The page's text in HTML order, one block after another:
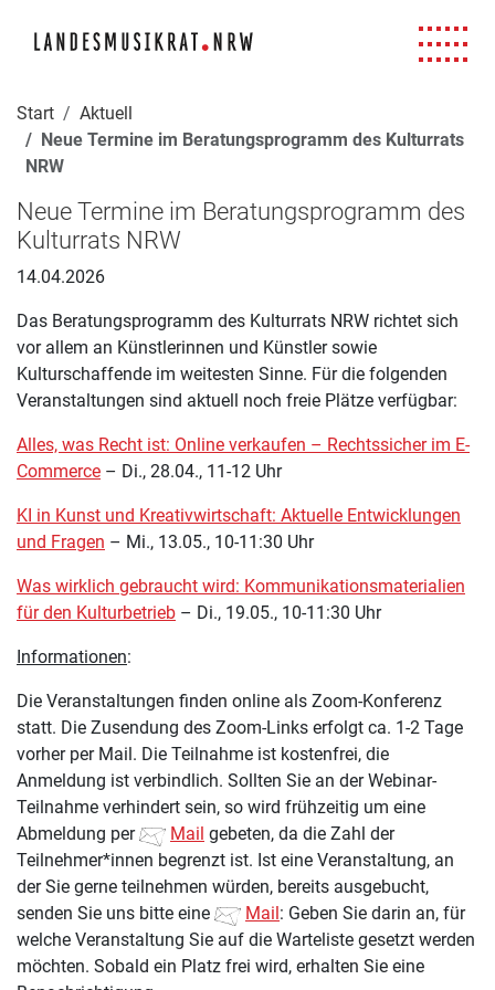
Start
Aktuell
Neue Termine im Beratungsprogramm des Kulturrats
NRW
Neue Termine im Beratungsprogramm des
Kulturrats NRW
14.04.2026
Das Beratungsprogramm des Kulturrats NRW richtet sich
vor allem an Künstlerinnen und Künstler sowie
Kulturschaffende im weitesten Sinne. Für die folgenden
Veranstaltungen sind aktuell noch freie Plätze verfügbar:
Alles, was Recht ist: Online verkaufen – Rechtssicher im E-
Commerce – Di., 28.04., 11-12 Uhr
KI in Kunst und Kreativwirtschaft: Aktuelle Entwicklungen
und Fragen – Mi., 13.05., 10-11:30 Uhr
Was wirklich gebraucht wird: Kommunikationsmaterialien
für den Kulturbetrieb – Di., 19.05., 10-11:30 Uhr
Informationen:
Die Veranstaltungen finden online als Zoom-Konferenz
statt. Die Zusendung des Zoom-Links erfolgt ca. 1-2 Tage
vorher per Mail. Die Teilnahme ist kostenfrei, die
Anmeldung ist verbindlich. Sollten Sie an der Webinar-
Teilnahme verhindert sein, so wird frühzeitig um eine
Abmeldung per
Mail gebeten, da die Zahl der
Teilnehmer*innen begrenzt ist. Ist eine Veranstaltung, an
der Sie gerne teilnehmen würden, bereits ausgebucht,
senden Sie uns bitte eine
Mail: Geben Sie darin an, für
welche Veranstaltung Sie auf die Warteliste gesetzt werden
möchten. Sobald ein Platz frei wird, erhalten Sie eine